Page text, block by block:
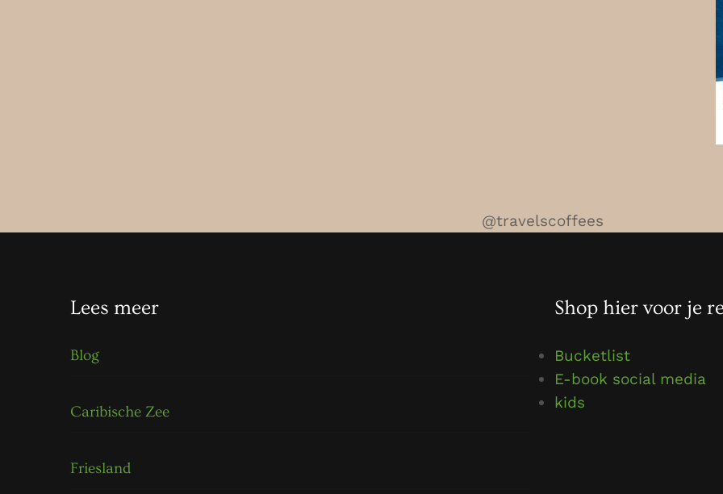
@travelscoffees
Lees meer
Blog
Caribische Zee
Friesland
Shop hier voor je
Bucketlist
E-book social media
kids